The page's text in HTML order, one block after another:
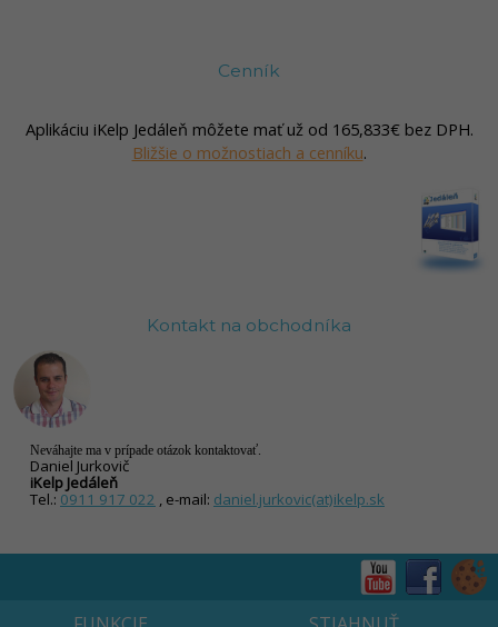
Cenník
Aplikáciu iKelp Jedáleň môžete mať už od 165,833€ bez DPH.
Bližšie o možnostiach a cenníku.
Kontakt na obchodníka
Neváhajte ma v prípade otázok kontaktovať.
Daniel Jurkovič
iKelp Jedáleň
Tel.: 0911 917 022 , e-mail: daniel.jurkovic(at)ikelp.sk